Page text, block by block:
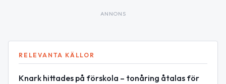
ANNONS
RELEVANTA KÄLLOR
Knark hittades på förskola – tonåring åtalas för